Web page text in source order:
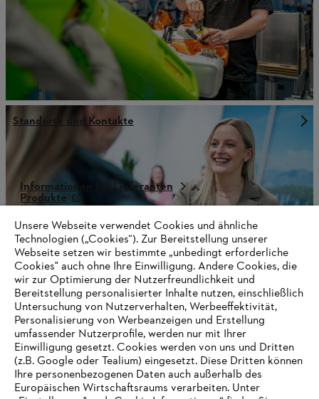
Standorte und Kontakte
Informationen für Lieferanten
Produkte
Kontakt
Karriere
Hinweisgebersystem
Unsere Webseite verwendet Cookies und ähnliche
Technologien („Cookies“). Zur Bereitstellung unserer
Webseite setzen wir bestimmte „unbedingt erforderliche
Cookies" auch ohne Ihre Einwilligung. Andere Cookies, die
wir zur Optimierung der Nutzerfreundlichkeit und
Bereitstellung personalisierter Inhalte nutzen, einschließlich
Untersuchung von Nutzerverhalten, Werbeeffektivität,
Personalisierung von Werbeanzeigen und Erstellung
umfassender Nutzerprofile, werden nur mit Ihrer
Einwilligung gesetzt. Cookies werden von uns und Dritten
(z.B. Google oder Tealium) eingesetzt. Diese Dritten können
Ihre personenbezogenen Daten auch außerhalb des
Europäischen Wirtschaftsraums verarbeiten. Unter